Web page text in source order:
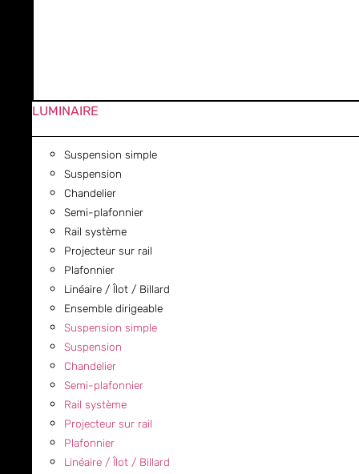
LUMINAIRE
Suspension simple
Suspension
Chandelier
Semi-plafonnier
Rail système
Projecteur sur rail
Plafonnier
Linéaire / Îlot / Billard
Ensemble dirigeable
Suspension simple
Suspension
Chandelier
Semi-plafonnier
Rail système
Projecteur sur rail
Plafonnier
Linéaire / Îlot / Billard